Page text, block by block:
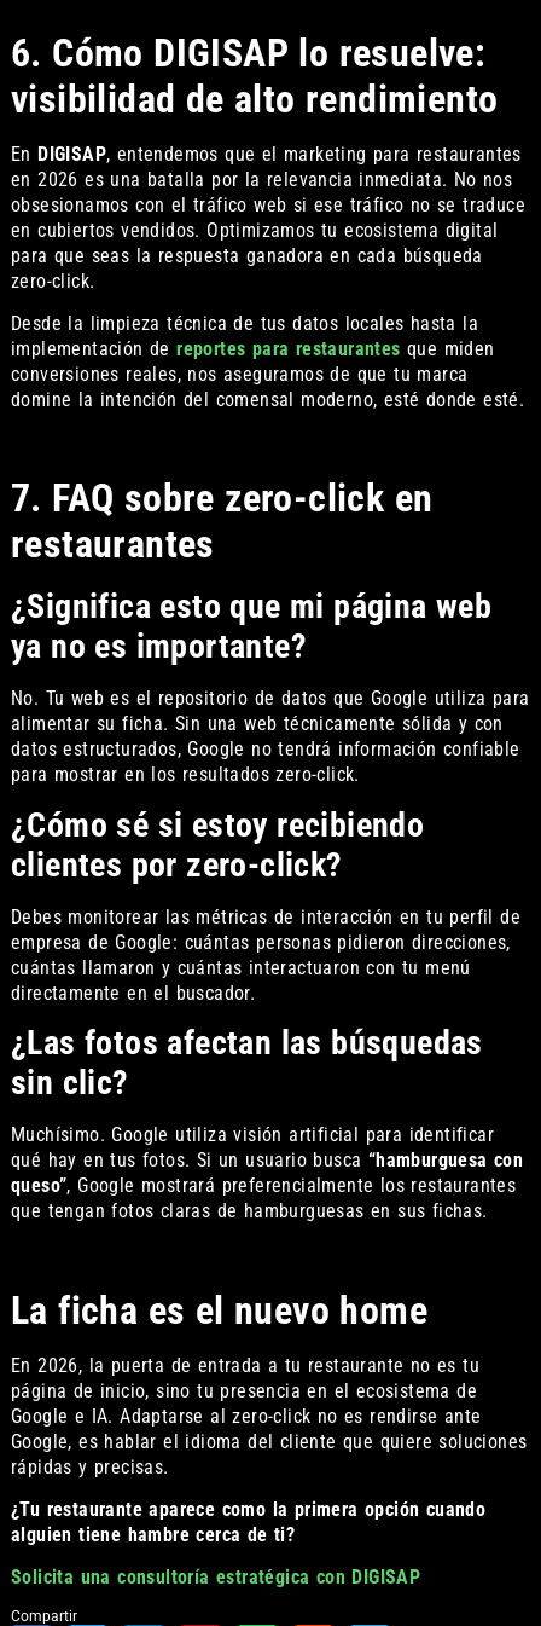
6. Cómo DIGISAP lo resuelve:
visibilidad de alto rendimiento
En DIGISAP, entendemos que el marketing para restaurantes
en 2026 es una batalla por la relevancia inmediata. No nos
obsesionamos con el tráfico web si ese tráfico no se traduce
en cubiertos vendidos. Optimizamos tu ecosistema digital
para que seas la respuesta ganadora en cada búsqueda
zero-click.
Desde la limpieza técnica de tus datos locales hasta la
implementación de reportes para restaurantes que miden
conversiones reales, nos aseguramos de que tu marca
domine la intención del comensal moderno, esté donde esté.
7. FAQ sobre zero-click en
restaurantes
¿Significa esto que mi página web
ya no es importante?
No. Tu web es el repositorio de datos que Google utiliza para
alimentar su ficha. Sin una web técnicamente sólida y con
datos estructurados, Google no tendrá información confiable
para mostrar en los resultados zero-click.
¿Cómo sé si estoy recibiendo
clientes por zero-click?
Debes monitorear las métricas de interacción en tu perfil de
empresa de Google: cuántas personas pidieron direcciones,
cuántas llamaron y cuántas interactuaron con tu menú
directamente en el buscador.
¿Las fotos afectan las búsquedas
sin clic?
Muchísimo. Google utiliza visión artificial para identificar
qué hay en tus fotos. Si un usuario busca “hamburguesa con
queso”, Google mostrará preferencialmente los restaurantes
que tengan fotos claras de hamburguesas en sus fichas.
La ficha es el nuevo home
En 2026, la puerta de entrada a tu restaurante no es tu
página de inicio, sino tu presencia en el ecosistema de
Google e IA. Adaptarse al zero-click no es rendirse ante
Google, es hablar el idioma del cliente que quiere soluciones
rápidas y precisas.
¿Tu restaurante aparece como la primera opción cuando
alguien tiene hambre cerca de ti?
Solicita una consultoría estratégica con DIGISAP
Compartir